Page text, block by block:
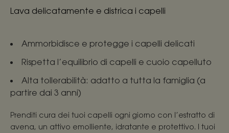
Lava delicatamente e districa i capelli
Ammorbidisce e protegge i capelli delicati
Rispetta l’equilibrio di capelli e cuoio capelluto
Alta tollerabilità: adatto a tutta la famiglia (a
partire dai 3 anni)
Prenditi cura dei tuoi capelli ogni giorno con l’estratto di
avena, un attivo emolliente, idratante e protettivo. I tuoi